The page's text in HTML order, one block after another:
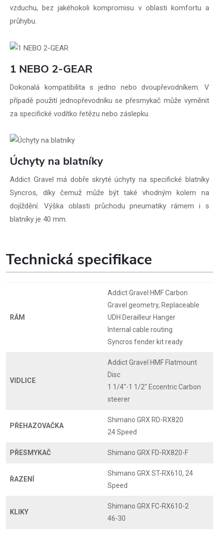
vzduchu, bez jakéhokoli kompromisu v oblasti komfortu a
průhybu.
1 NEBO 2-GEAR
Dokonalá kompatibilita s jedno nebo dvoupřevodníkem. V
případě použití jednopřevodníku se přesmykač může vyměnit
za specifické vodítko řetězu nebo záslepku.
Úchyty na blatníky
Addict Gravel má dobře skryté úchyty na specifické blatníky
Syncros, díky čemuž může být také vhodným kolem na
dojíždění. Výška oblasti průchodu pneumatiky rámem i s
blatníky je 40 mm.
Technická specifikace
RÁM
Addict Gravel HMF Carbon
Gravel geometry, Replaceable
UDH Derailleur Hanger
Internal cable routing
Syncros fender kit ready
VIDLICE
Addict Gravel HMF Flatmount
Disc
1 1/4"-1 1/2" Eccentric Carbon
steerer
PŘEHAZOVAČKA
Shimano GRX RD-RX820
24 Speed
PŘESMYKAČ Shimano GRX FD-RX820-F
ŘAZENÍ
Shimano GRX ST-RX610, 24
Speed
KLIKY
Shimano GRX FC-RX610-2
46-30